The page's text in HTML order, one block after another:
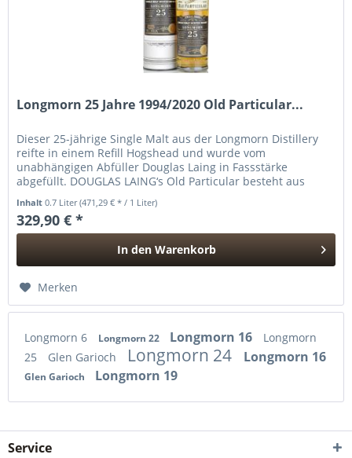
Longmorn 25 Jahre 1994/2020 Old Particular...
Dieser 25-jährige Single Malt aus der Longmorn Distillery
reifte in einem Refill Hogshead und wurde vom
unabhängigen Abfüller Douglas Laing in Fassstärke
abgefüllt. DOUGLAS LAING‘s Old Particular besteht aus
Inhalt0.7 Liter(471,29 € * / 1 Liter)
329,90 € *
In den Warenkorb
Merken
Longmorn 6 Longmorn 22 Longmorn 16
Longmorn
25
Glen Garioch Longmorn 24 Longmorn 16
Glen Garioch Longmorn 19
Service